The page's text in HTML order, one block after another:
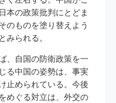
本の政策批判にとどま
のものを塗り替えよう
みられる。
、自国の防衛政策を一
る中国の姿勢は、事実
止められている。今後
めぐる対立は、外交の